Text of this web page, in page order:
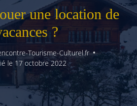
une location de
?
Tourisme-Culturel.fr
le 17 octobre 2022